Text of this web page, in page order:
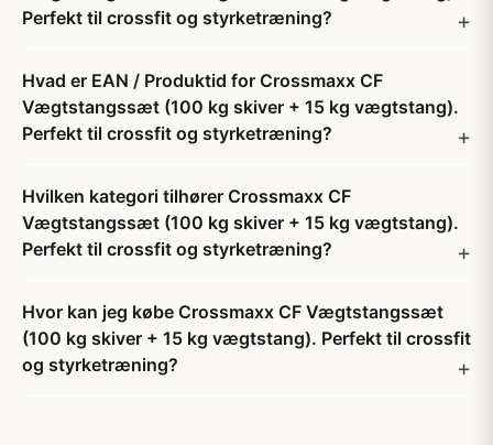
Perfekt til crossfit og styrketræning?
Hvad er EAN / Produktid for Crossmaxx CF
Vægtstangssæt (100 kg skiver + 15 kg vægtstang).
Perfekt til crossfit og styrketræning?
Hvilken kategori tilhører Crossmaxx CF
Vægtstangssæt (100 kg skiver + 15 kg vægtstang).
Perfekt til crossfit og styrketræning?
Hvor kan jeg købe Crossmaxx CF Vægtstangssæt
(100 kg skiver + 15 kg vægtstang). Perfekt til crossfit
og styrketræning?